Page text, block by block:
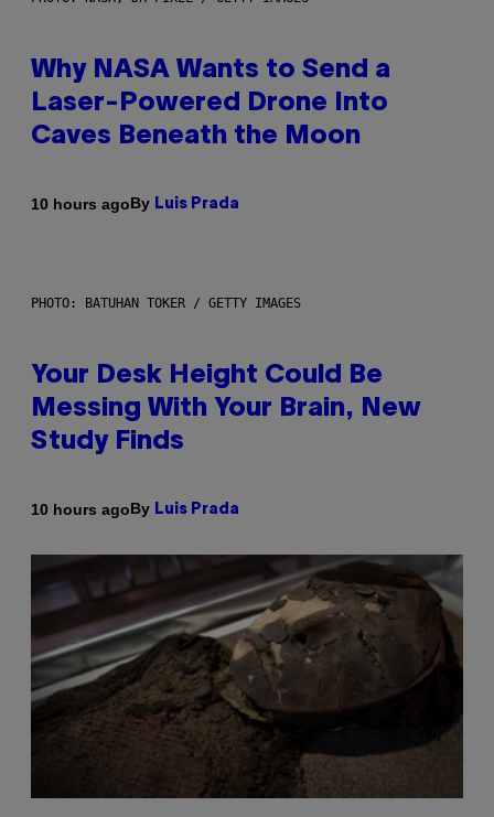
Why NASA Wants to Send a
Laser-Powered Drone Into
Caves Beneath the Moon
10 hours agoBy Luis Prada
PHOTO: BATUHAN TOKER / GETTY IMAGES
Your Desk Height Could Be
Messing With Your Brain, New
Study Finds
10 hours agoBy Luis Prada